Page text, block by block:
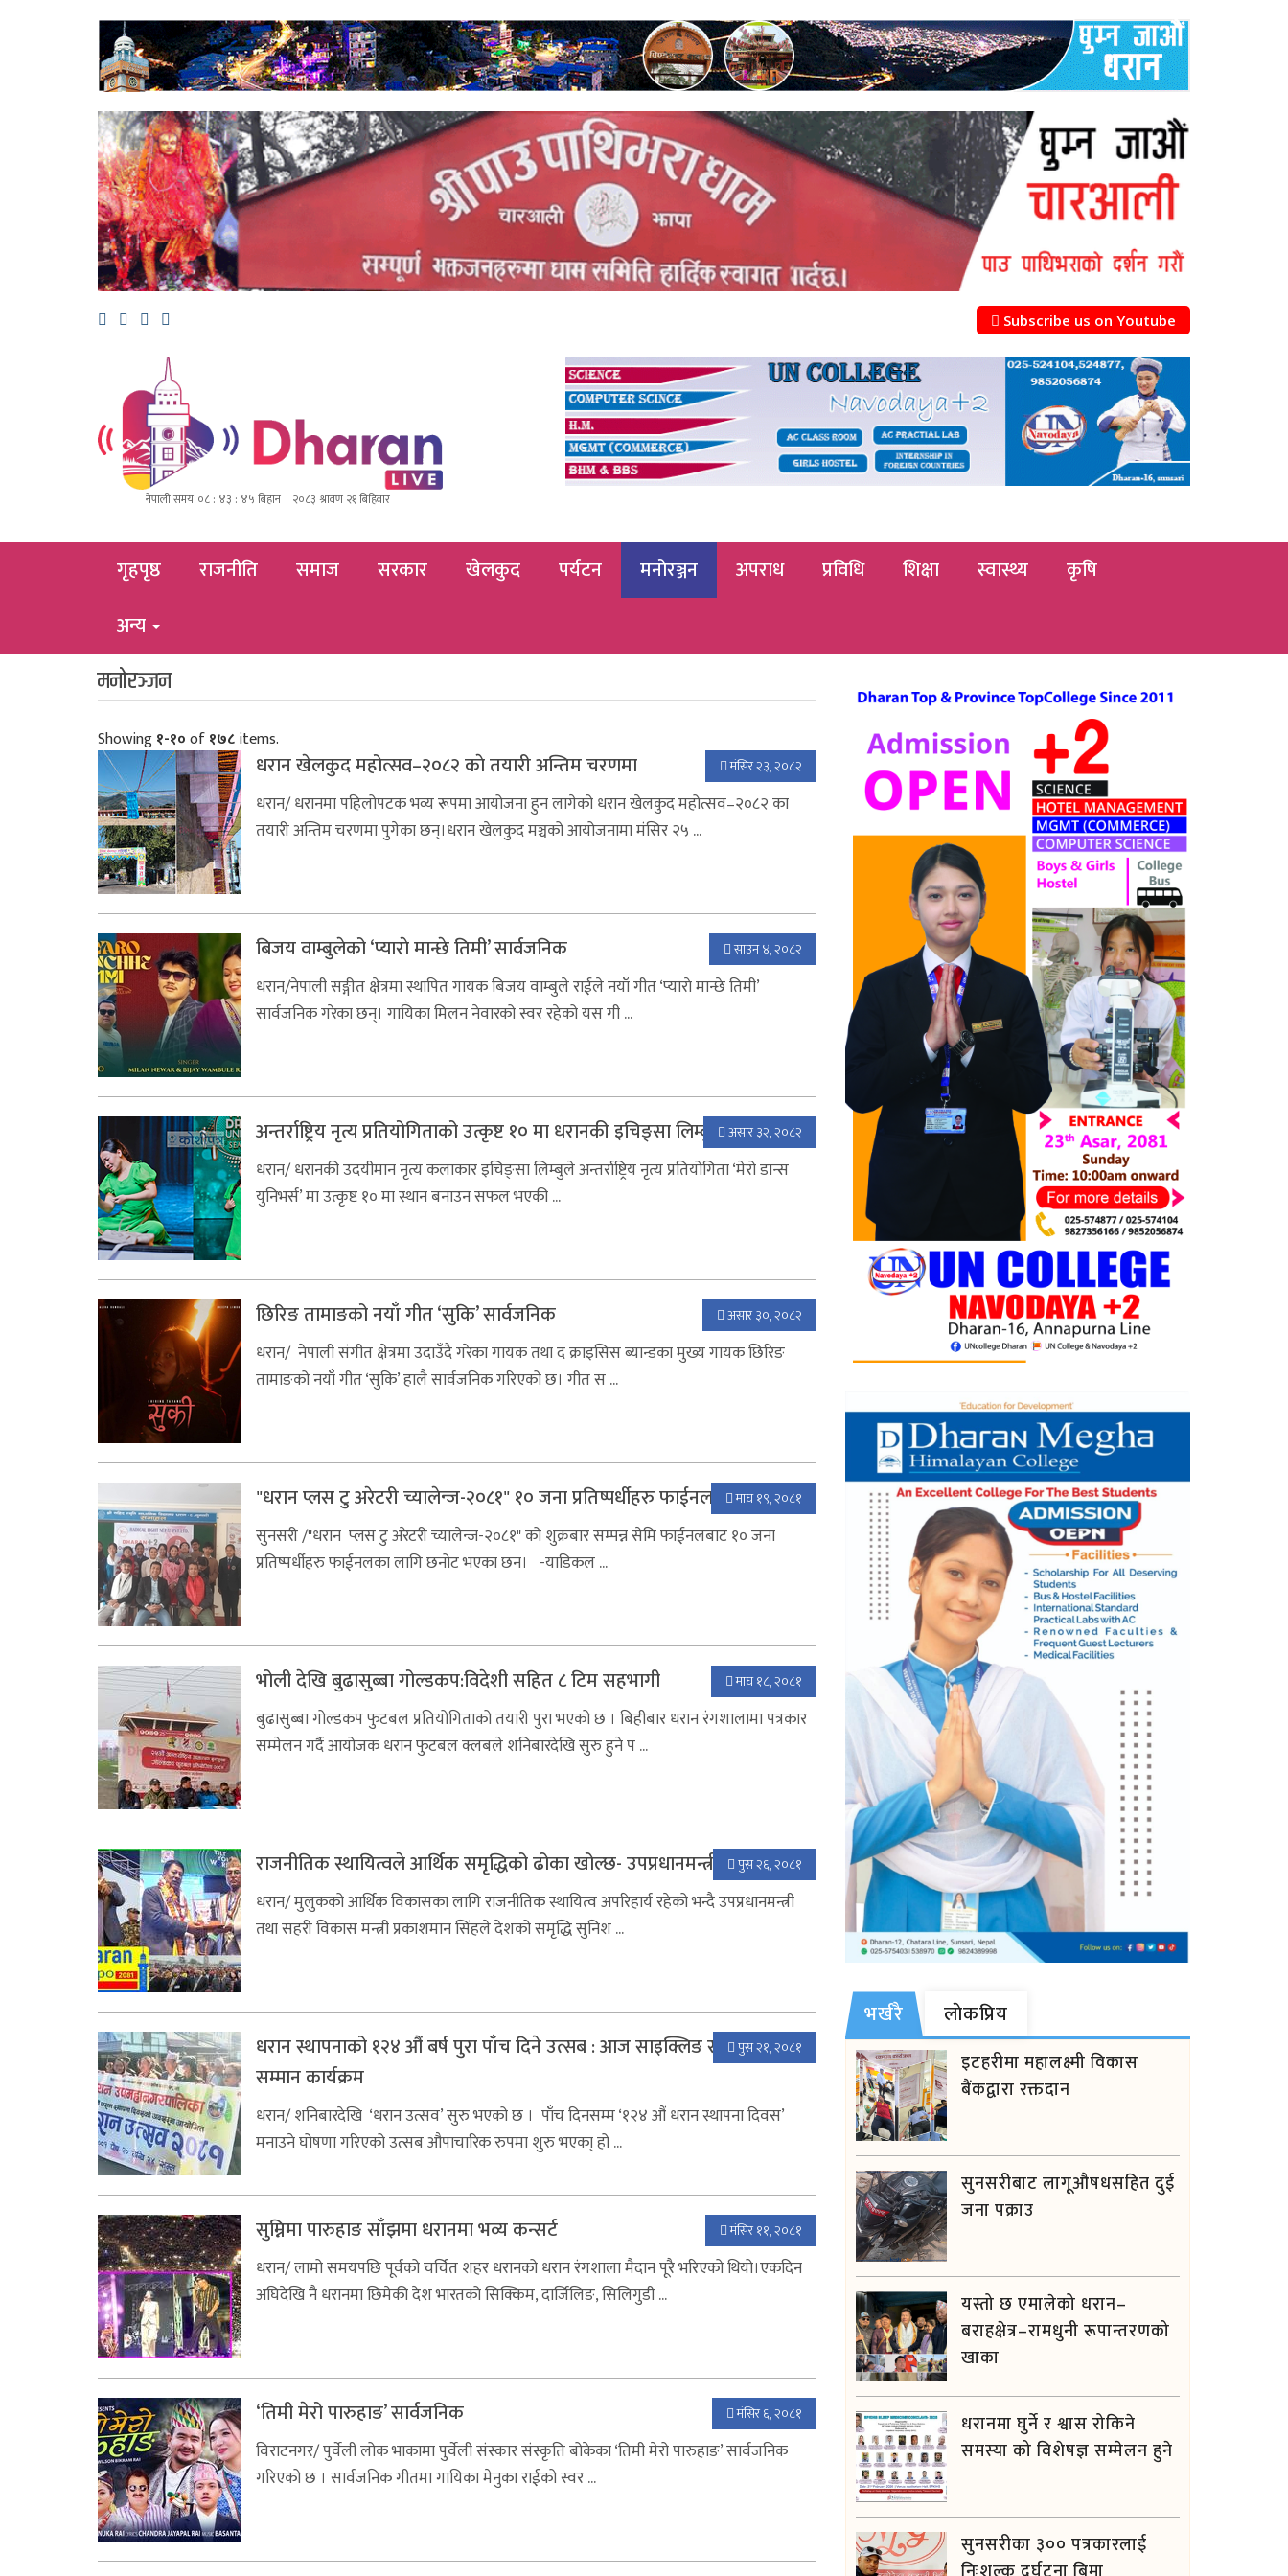
Subscribe us on Youtube
गृहपृष्ठ राजनीति समाज सरकार खेलकुद पर्यटन मनोरञ्जन अपराध प्रविधि शिक्षा स्वास्थ्य
कृषि
अन्य
मनोरञ्जन
Showing१-१०of१७८items.
मंसिर २३, २०८२
धरान खेलकुद महोत्सव–२०८२ काे तयारी अन्तिम चरणमा
धरान/ धरानमा पहिलोपटक भव्य रूपमा आयोजना हुन लागेको धरान खेलकुद महोत्सव–२०८२ का
तयारी अन्तिम चरणमा पुगेका छन्।धरान खेलकुद मञ्चको आयोजनामा मंसिर २५ ...
साउन ४, २०८२
बिजय वाम्बुलेको ‘प्याराे मान्छे तिमी’ सार्वजनिक
धरान/नेपाली सङ्गीत क्षेत्रमा स्थापित गायक बिजय वाम्बुले राईले नयाँ गीत ‘प्याराे मान्छे तिमी’
सार्वजनिक गरेका छन्। गायिका मिलन नेवारको स्वर रहेको यस गी ...
असार ३२, २०८२
अन्तर्राष्ट्रिय नृत्य प्रतियोगिताको उत्कृष्ट १० मा धरानकी इचिङ्सा लिम्बु
धरान/ धरानकी उदयीमान नृत्य कलाकार इचिङ्सा लिम्बुले अन्तर्राष्ट्रिय नृत्य प्रतियोगिता ‘मेरो डान्स
युनिभर्स’ मा उत्कृष्ट १० मा स्थान बनाउन सफल भएकी ...
असार ३०, २०८२
छिरिङ तामाङको नयाँ गीत ‘सुकि’ सार्वजनिक
धरान/ नेपाली संगीत क्षेत्रमा उदाउँदै गरेका गायक तथा द क्राइसिस ब्यान्डका मुख्य गायक छिरिङ
तामाङको नयाँ गीत ‘सुकि’ हालै सार्वजनिक गरिएको छ। गीत स ...
माघ १९, २०८१
"धरान प्लस टु अरेटरी च्यालेन्ज-२०८१" १० जना प्रतिष्पर्धीहरु फाईनल प्रबेश
सुनसरी /"धरान प्लस टु अरेटरी च्यालेन्ज-२०८१" को शुक्रबार सम्पन्न सेमि फाईनलबाट १० जना
प्रतिष्पर्धीहरु फाईनलका लागि छनोट भएका छन। -याडिकल ...
माघ १८, २०८१
भोली देखि बुढासुब्बा गोल्डकप:विदेशी सहित ८ टिम सहभागी
बुढासुब्बा गोल्डकप फुटबल प्रतियोगिताको तयारी पुरा भएको छ । बिहीबार धरान रंगशालामा पत्रकार
सम्मेलन गर्दै आयोजक धरान फुटबल क्लबले शनिबारदेखि सुरु हुने प ...
पुस २६, २०८१
राजनीतिक स्थायित्वले आर्थिक समृद्धिको ढोका खोल्छ- उपप्रधानमन्त्री सिंह
धरान/ मुलुकको आर्थिक विकासका लागि राजनीतिक स्थायित्व अपरिहार्य रहेको भन्दै उपप्रधानमन्त्री
तथा सहरी विकास मन्त्री प्रकाशमान सिंहले देशको समृद्धि सुनिश ...
पुस २१, २०८१
धरान स्थापनाको १२४ औं बर्ष पुरा पाँच दिने उत्सब : आज साइक्लिङ र साहित्य
सम्मान कार्यक्रम
धरान/ शनिबारदेखि ‘धरान उत्सव’ सुरु भएको छ । पाँच दिनसम्म ‘१२४ औं धरान स्थापना दिवस’
मनाउने घोषणा गरिएको उत्सब औपाचारिक रुपमा शुरु भएका् हो ...
मंसिर ११, २०८१
सुम्निमा पारुहाङ साँझमा धरानमा भव्य कन्सर्ट
धरान/ लामो समयपछि पूर्वको चर्चित शहर धरानको धरान रंगशाला मैदान पूरै भरिएको थियो।एकदिन
अघिदेखि नै धरानमा छिमेकी देश भारतको सिक्किम, दार्जिलिङ, सिलिगुडी ...
मंसिर ६, २०८१
‘तिमी मेरो पारुहाङ’ सार्वजनिक
विराटनगर/ पुर्वेली लोक भाकामा पुर्वेली संस्कार संस्कृति बोकेका ‘तिमी मेरो पारुहाङ’ सार्वजनिक
गरिएको छ । सार्वजनिक गीतमा गायिका मेनुका राईको स्वर ...
भर्खरै लाेकप्रिय
इटहरीमा महालक्ष्मी विकास
बैंकद्वारा रक्तदान
सुनसरीबाट लागूऔषधसहित दुई
जना पक्राउ
यस्तो छ एमालेको धरान–
बराहक्षेत्र–रामधुनी रूपान्तरणको
खाका
धरानमा घुर्ने र श्वास रोकिने
समस्या को विशेषज्ञ सम्मेलन हुने
सुनसरीका ३०० पत्रकारलाई